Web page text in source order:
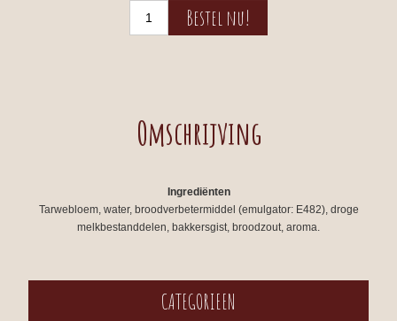
Omschrijving
Ingrediënten
Tarwebloem, water, broodverbetermiddel (emulgator: E482), droge
melkbestanddelen, bakkersgist, broodzout, aroma.
CATEGORIEEN